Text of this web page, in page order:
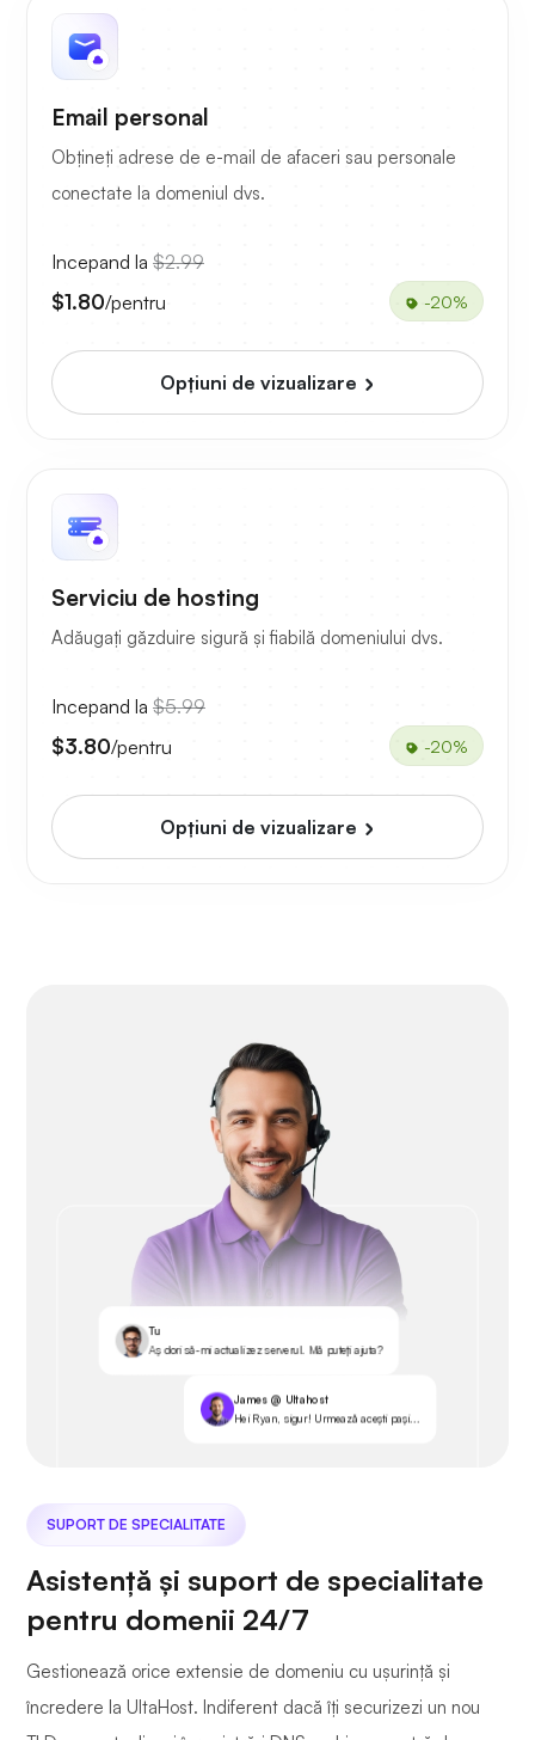
Email personal
Obțineți adrese de e-mail de afaceri sau personale
conectate la domeniul dvs.
Incepand la $2.99
$1.80/pentru -20%
Opțiuni de vizualizare
Serviciu de hosting
Adăugați găzduire sigură și fiabilă domeniului dvs.
Incepand la $5.99
$3.80/pentru -20%
Opțiuni de vizualizare
Tu
Aș dori să-mi actualizez serverul. Mă puteți ajuta?
James @ Ultahost
Hei Ryan, sigur! Urmează acești pași...
SUPORT DE SPECIALITATE
Asistență și suport de specialitate
pentru domenii 24/7
Gestionează orice extensie de domeniu cu ușurință și
încredere la UltaHost. Indiferent dacă îți securizezi un nou